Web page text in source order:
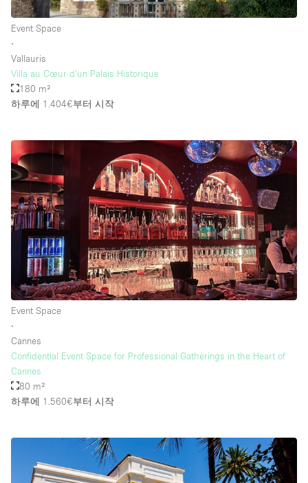
Event Space
∙
Vallauris
Villa au Cœur d’un Palais Historique
180 m²
하루에 1.404€부터 시작
Event Space
∙
Cannes
Confidential Event Space for Professional Gatherings in the Heart of
Cannes
80 m²
하루에 1.560€부터 시작